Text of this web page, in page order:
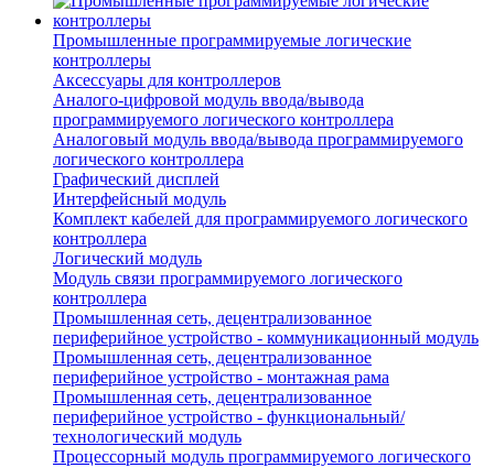
Промышленные программируемые логические
контроллеры
Аксессуары для контроллеров
Аналого-цифровой модуль ввода/вывода
программируемого логического контроллера
Аналоговый модуль ввода/вывода программируемого
логического контроллера
Графический дисплей
Интерфейсный модуль
Комплект кабелей для программируемого логического
контроллера
Логический модуль
Модуль связи программируемого логического
контроллера
Промышленная сеть, децентрализованное
периферийное устройство - коммуникационный модуль
Промышленная сеть, децентрализованное
периферийное устройство - монтажная рама
Промышленная сеть, децентрализованное
периферийное устройство - функциональный/
технологический модуль
Процессорный модуль программируемого логического